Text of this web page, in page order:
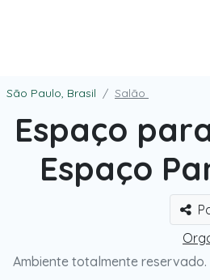
São Paulo, Brasil Salão
Espaço
Espaço
Ambiente totalmente reservado.